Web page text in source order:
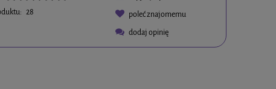
28
poleć znajomemu
dodaj opinię